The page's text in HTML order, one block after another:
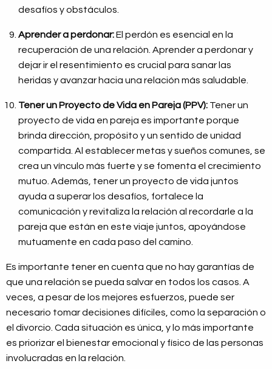
desafíos y obstáculos.
Aprender a perdonar:El perdón es esencial en la
recuperación de una relación. Aprender a perdonar y
dejar ir el resentimiento es crucial para sanar las
heridas y avanzar hacia una relación más saludable.
Tener un Proyecto de Vida en Pareja (PPV): Tener un
proyecto de vida en pareja es importante porque
brinda dirección, propósito y un sentido de unidad
compartida. Al establecer metas y sueños comunes, se
crea un vínculo más fuerte y se fomenta el crecimiento
mutuo. Además, tener un proyecto de vida juntos
ayuda a superar los desafíos, fortalece la
comunicación y revitaliza la relación al recordarle a la
pareja que están en este viaje juntos, apoyándose
mutuamente en cada paso del camino.
Es importante tener en cuenta que no hay garantías de
que una relación se pueda salvar en todos los casos. A
veces, a pesar de los mejores esfuerzos, puede ser
necesario tomar decisiones difíciles, como la separación o
el divorcio. Cada situación es única, y lo más importante
es priorizar el bienestar emocional y físico de las personas
involucradas en la relación.